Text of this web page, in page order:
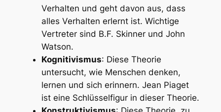
Verhalten und geht davon aus, dass
alles Verhalten erlernt ist. Wichtige
Vertreter sind B.F. Skinner und John
Watson.
Kognitivismus: Diese Theorie
untersucht, wie Menschen denken,
lernen und sich erinnern. Jean Piaget
ist eine Schlüsselfigur in dieser Theorie.